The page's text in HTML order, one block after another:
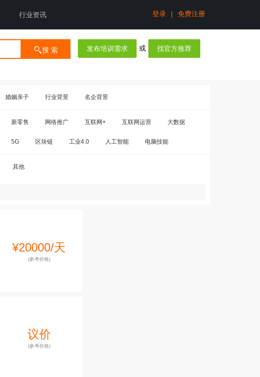
行业资讯 登录 | 免费注册
搜 索
发布培训需求 或 找官方推荐
婚姻亲子 行业背景 名企背景
新零售 网络推广 互联网+ 互联网运营 大数据
5G 区块链 工业4.0 人工智能 电脑技能
其他
¥20000/天
(参考价格)
议价
(参考价格)